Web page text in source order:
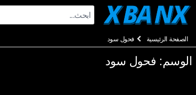
Skip
الصفحة الرئيسية فحول سود
الوسم: فحول سود